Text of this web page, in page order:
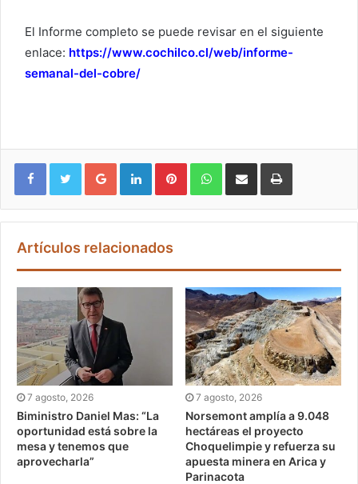
El Informe completo se puede revisar en el siguiente
enlace: https://www.cochilco.cl/web/informe-
semanal-del-cobre/
Google+ LinkedIn Pinterest WhatsApp
Artículos relacionados
7 agosto, 2026
Biministro Daniel Mas: “La
oportunidad está sobre la
mesa y tenemos que
aprovecharla”
7 agosto, 2026
Norsemont amplía a 9.048
hectáreas el proyecto
Choquelimpie y refuerza su
apuesta minera en Arica y
Parinacota